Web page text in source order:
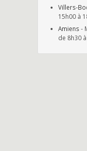
Villers-
15h00 à
Amiens -
de 8h30